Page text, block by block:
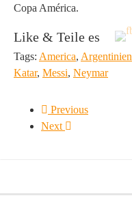
Copa América.
Like & Teile es
Tags: America, Argentinien
Katar, Messi, Neymar
Previous
Next